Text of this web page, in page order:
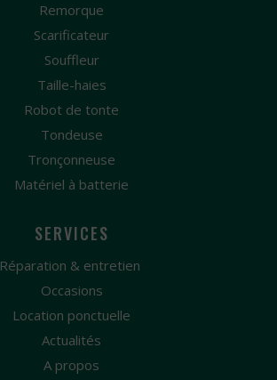
Remorque
Scarificateur
Souffleur
Taille-haies
Robot de tonte
Tondeuse
Tronçonneuse
Matériel à batterie
SERVICES
Réparation & entretien
Occasions
Location ponctuelle
Actualités
A propos